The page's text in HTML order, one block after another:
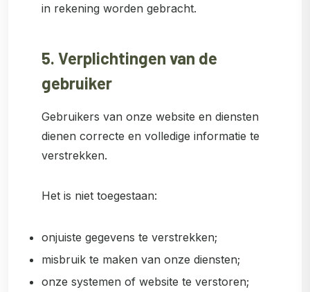
in rekening worden gebracht.
5. Verplichtingen van de
gebruiker
Gebruikers van onze website en diensten
dienen correcte en volledige informatie te
verstrekken.
Het is niet toegestaan:
onjuiste gegevens te verstrekken;
misbruik te maken van onze diensten;
onze systemen of website te verstoren;